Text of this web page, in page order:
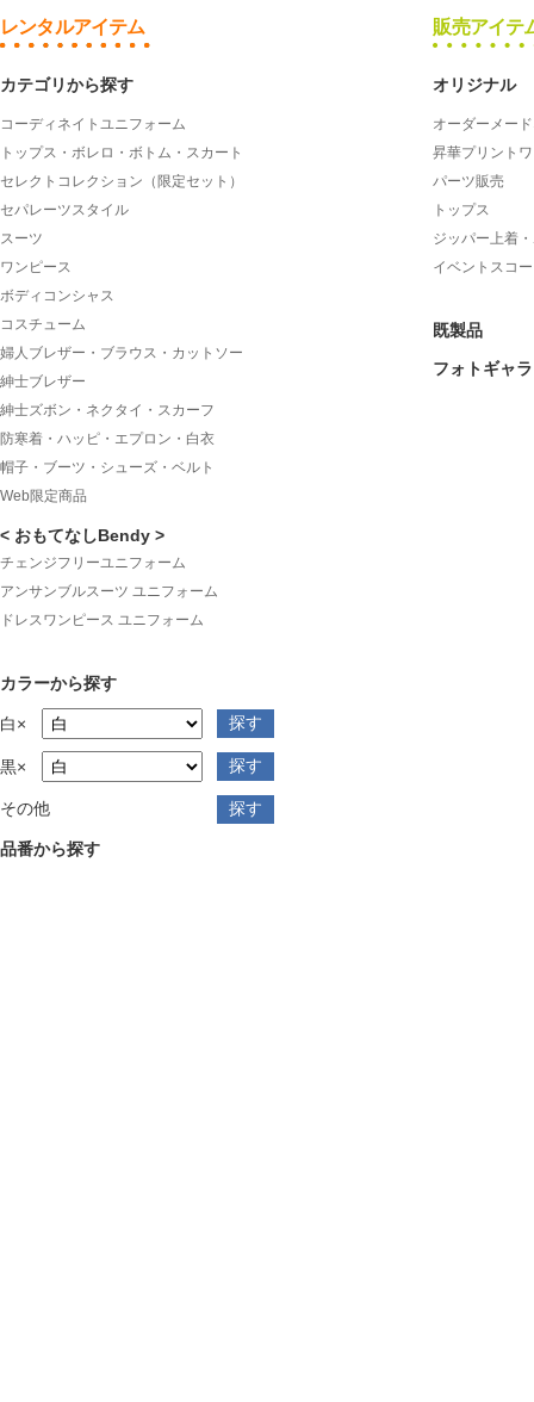
レンタルアイテム
カテゴリから探す
コーディネイトユニフォーム
トップス・ボレロ・ボトム・スカート
セレクトコレクション（限定セット）
セパレーツスタイル
スーツ
ワンピース
ボディコンシャス
コスチューム
婦人ブレザー・ブラウス・カットソー
紳士ブレザー
紳士ズボン・ネクタイ・スカーフ
防寒着・ハッピ・エプロン・白衣
帽子・ブーツ・シューズ・ベルト
Web限定商品
< おもてなしBendy >
チェンジフリーユニフォーム
アンサンブルスーツ ユニフォーム
ドレスワンピース ユニフォーム
カラーから探す
白×
黒×
その他
品番から探す
販売アイテ
オリジナル
オーダーメー
昇華プリント
パーツ販売
トップス
ジッパー上着
イベントスコ
既製品
フォトギャ